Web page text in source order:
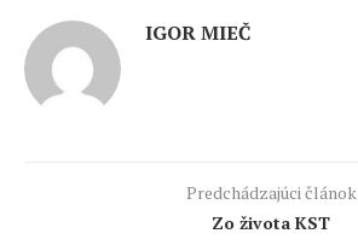
IGOR MIEČ
Predchádzajúci článok
Zo života KST